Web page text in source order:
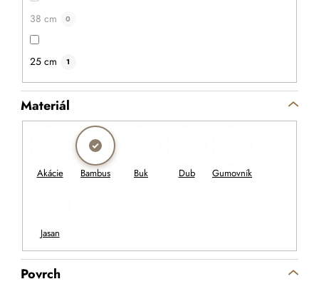
38 cm 0
25 cm 1
Materiál
Povrch
423 Kč
529 Kč